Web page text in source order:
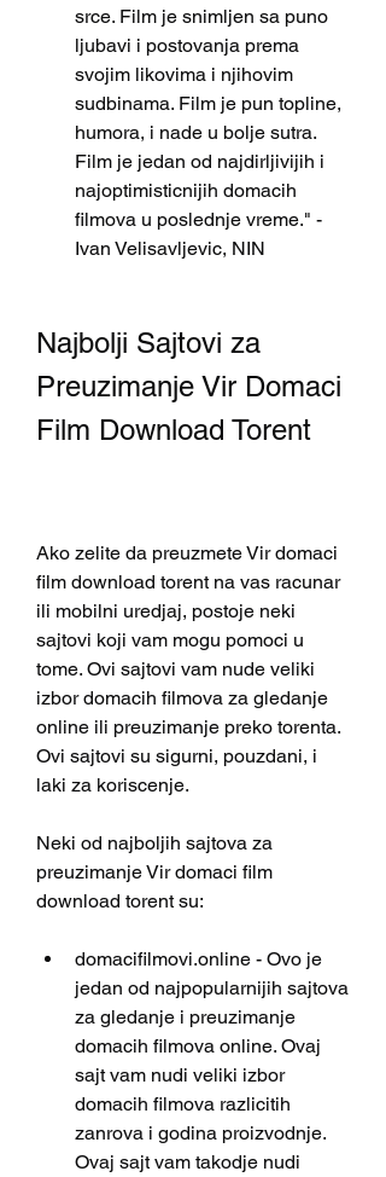
srce. Film je snimljen sa puno
ljubavi i postovanja prema
svojim likovima i njihovim
sudbinama. Film je pun topline,
humora, i nade u bolje sutra.
Film je jedan od najdirljivijih i
najoptimisticnijih domacih
filmova u poslednje vreme." -
Ivan Velisavljevic, NIN
Najbolji Sajtovi za
Preuzimanje Vir Domaci
Film Download Torent
Ako zelite da preuzmete Vir domaci
film download torent na vas racunar
ili mobilni uredjaj, postoje neki
sajtovi koji vam mogu pomoci u
tome. Ovi sajtovi vam nude veliki
izbor domacih filmova za gledanje
online ili preuzimanje preko torenta.
Ovi sajtovi su sigurni, pouzdani, i
laki za koriscenje.
Neki od najboljih sajtova za
preuzimanje Vir domaci film
download torent su:
domacifilmovi.online - Ovo je
jedan od najpopularnijih sajtova
za gledanje i preuzimanje
domacih filmova online. Ovaj
sajt vam nudi veliki izbor
domacih filmova razlicitih
zanrova i godina proizvodnje.
Ovaj sajt vam takodje nudi